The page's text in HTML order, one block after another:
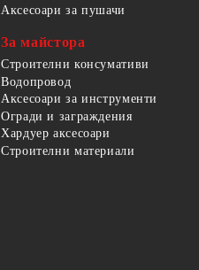
Аксесоари за пушачи
За майстора
Строителни консумативи
Водопровод
Аксесоари за инструменти
Огради и заграждения
Хардуер аксесоари
Строителни материали